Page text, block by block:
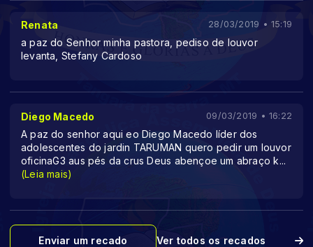
Renata 28/03/2019 • 15:19
a paz do Senhor minha pastora, pediso de louvor
levanta, Stefany Cardoso
Diego Macedo 09/03/2019 • 16:22
A paz do senhor aqui eo Diego Macedo líder dos
adolescentes do jardin TARUMAN quero pedir um louvor
oficinaG3 aus pés da crus Deus abençoe um abraço k...
(Leia mais)
Enviar um recado Ver todos os recados